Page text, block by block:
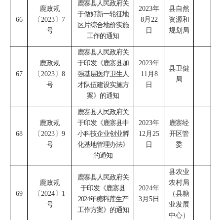
66
鹿政规
〔 2023 〕 7
号
鹿寨县人民政府关
于做好新一轮征地
区片综合地价实施
工作的通知
2023年
8月 22
日
县自然
资源和
规划局
67
鹿政规
〔 2023 〕 8
号
鹿寨县人民政府关
于印发《鹿寨县加
强基层医疗卫生人
才队伍建设实施方
案》的通知
2023年
11 月 8
日
县卫健
局
68
鹿政规
〔 2023 〕 9
号
鹿寨县人民政府关
于印发《鹿寨县中
小科技企业创业孵
化基地管理办法》
的通知
2023年
12月 25
日
鹿寨经
开区管
委
69
鹿政规
〔 2024 〕 1
号
鹿寨县人民政府关
于印发《鹿寨县
2024年糖料蔗生产
工作方案》的通知
2024年
3月 5 日
县农业
农村局
（县糖
业发展
中心）